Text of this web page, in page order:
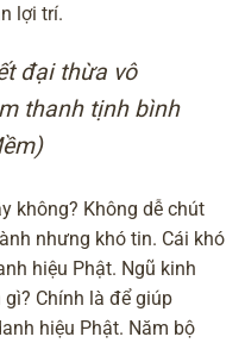
lợi trí.
đại thừa vô
thanh tịnh bình
không? Không dễ chút
nhưng khó tin. Cái khó
hiệu Phật. Ngũ kinh
Chính là để giúp
hiệu Phật. Năm bộ